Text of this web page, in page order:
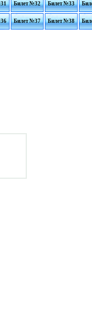
Билет №32 Билет №33
Билет №37 Билет №38